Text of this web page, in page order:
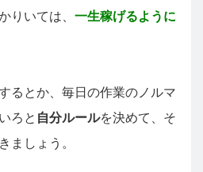
りいては、 一生稼げるように
るとか、毎日の作業のノルマ
ろと 自分ルールを決めて、そ
ましょう。